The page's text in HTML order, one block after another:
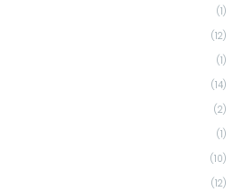
(1)
(12)
(1)
(14)
(2)
(1)
(10)
(12)